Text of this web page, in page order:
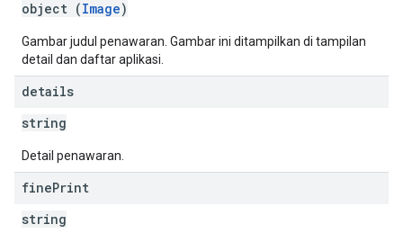
object (Image)
Gambar judul penawaran. Gambar ini ditampilkan di tampilan
detail dan daftar aplikasi.
details
string
Detail penawaran.
finePrint
string